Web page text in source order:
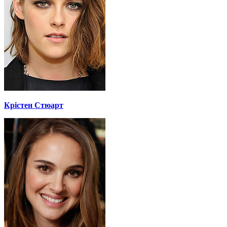
Крістен Стюарт